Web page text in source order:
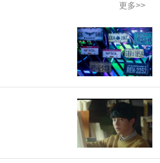
更多>>